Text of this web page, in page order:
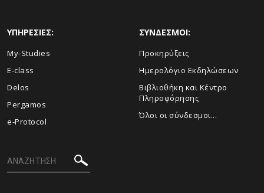
ΥΠΗΡΕΣΙΕΣ:
My-Studies
E-class
Delos
Pergamos
e-Protocol
ΣΥΝΔΕΣΜΟΙ:
Προκηρύξεις
Ημερολόγιο Εκδηλώσεων
Βιβλιοθήκη και Κέντρο
Πληροφόρησης
Όλοι οι σύνδεσμοι...